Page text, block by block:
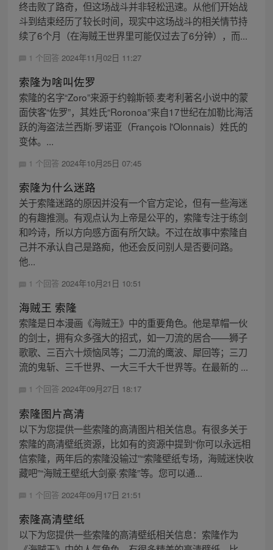
终击败了路奇，但这场战斗并非轻松迅速。从他们开始战
斗到结束经历了较长时间，现实中这场战斗的相关情节持
续了6个月（在海贼王世界里可能仅过去了6分钟），而...
1 个回答 2024年11月02日 11:27
索隆为啥叫佐罗
索隆的名字“Zoro”来源于约翰斯顿·麦考利著名小说中的蒙
面侠客“佐罗”，其姓氏“Roronoa”来自17世纪在加勒比海活
跃的海盗法兰西斯·罗诺亚（François l'Olonnais）姓氏的
变体。...
1 个回答 2024年10月25日 07:45
索隆为什么迷路
关于索隆迷路的原因并没有一个官方定论，但有一些海迷
的有趣推测。有观点认为上帝是公平的，索隆专注于练剑
和吟诗，所以方向感方面有所欠缺。不过在故事中索隆自
己并不承认自己是路痴，他还会反问别人是否要问路。
他...
1 个回答 2024年10月21日 10:51
海贼王 索隆
索隆是日本漫画《海贼王》中的重要角色。他是草帽一伙
的剑士，拥有众多强大的招式，如一刀流的居合——狮子
歌歌、三百六十烦恼凤等；二刀流的鹰波、犀回等；三刀
流的鬼斩、三千世界、一大三千大千世界等。在最新的 ...
1 个回答 2024年09月27日 18:17
索隆图片高清
以下为您提供一些索隆的高清图片相关信息。有很多关于
索隆的高清壁纸资源，比如有的资源中提到“你可以永远相
信索隆，两年后的索隆没输过”“索隆壁纸专场，海贼迷快收
藏吧”“海贼王壁纸大剑豪·索隆”等。您可以通...
1 个回答 2024年09月17日 21:51
索隆高清壁纸
以下为您提供一些索隆的高清壁纸相关信息：索隆作为